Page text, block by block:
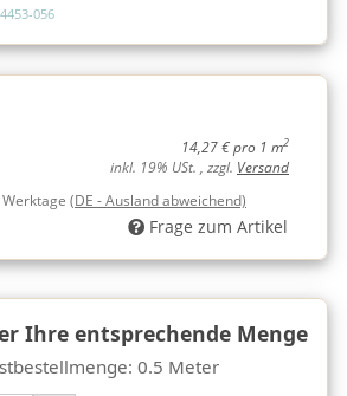
056
14,27 € pro 1 m2
inkl. 19% USt. , zzgl. Versand
(DE - Ausland abweichend)
Frage zum Artikel
Ihre entsprechende Menge
0.5 Meter